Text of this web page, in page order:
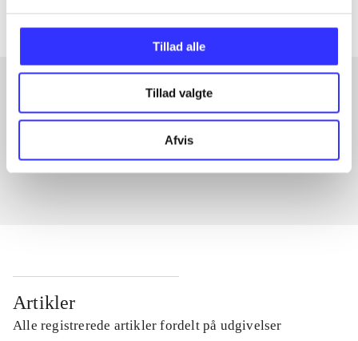
Tillad alle
Tillad valgte
Afvis
Artikler med samme emner
Artikler
Alle registrerede artikler fordelt på udgivelser